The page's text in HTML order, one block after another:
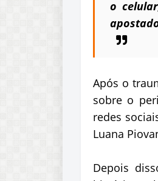
o
Após o
sobre o
redes
Luana
Depois